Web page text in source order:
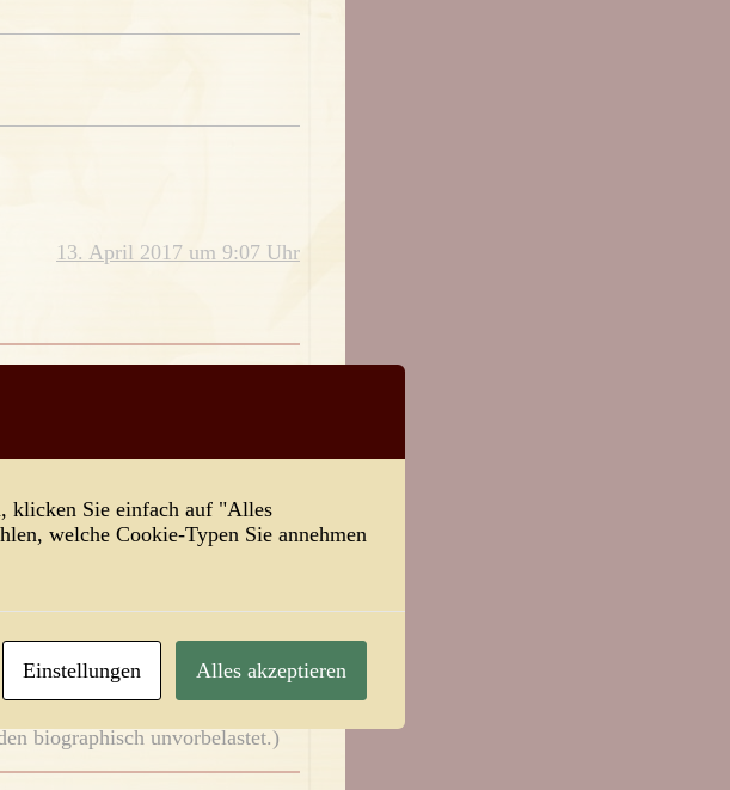
13. April 2017 um 9:07 Uhr
biographisch unvorbelastet.)
klicken Sie einfach auf "Alles
welche Cookie-Typen Sie annehmen
Einstellungen Alles akzeptieren